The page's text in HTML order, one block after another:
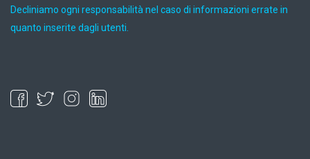
Decliniamo ogni responsabilità nel caso di informazioni errate in
quanto inserite dagli utenti.